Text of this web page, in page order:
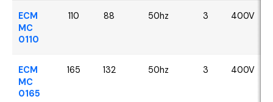
ECM
MC
0110
110 88 50hz 3 400V
ECM
MC
0165
165 132 50hz 3 400V